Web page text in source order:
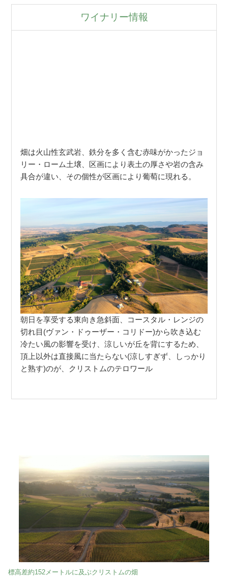
ワイナリー情報
畑は火山性玄武岩、鉄分を多く含む赤味がかったジョ
リー・ローム土壌、区画により表土の厚さや岩の含み
具合が違い、その個性が区画により葡萄に現れる。
朝日を享受する東向き急斜面、コースタル・レンジの
切れ目(ヴァン・ドゥーザー・コリドー)から吹き込む
冷たい風の影響を受け、涼しいが丘を背にするため、
頂上以外は直接風に当たらない(涼しすぎず、しっかり
と熟す)のが、クリストムのテロワール
標高差約152メートルに及ぶクリストムの畑